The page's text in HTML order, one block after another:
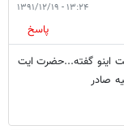
۱۳:۲۴ - ۱۳۹۱/۱۲/۱۹
پاسخ
اینو گفته...حضرت ایت
صادر